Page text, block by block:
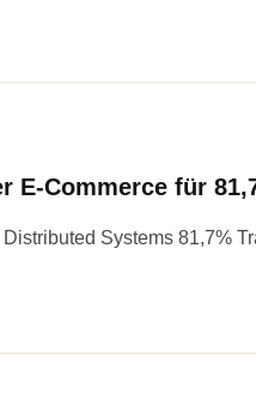
E-Commerce für
Systems 81,7%